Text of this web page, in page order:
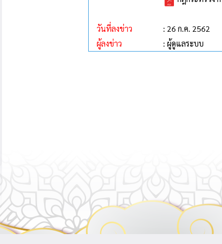
วันที่ลงข่าว
: 26 ก.ค. 2562
ผู้ลงข่าว
: ผู้ดูแลระบบ